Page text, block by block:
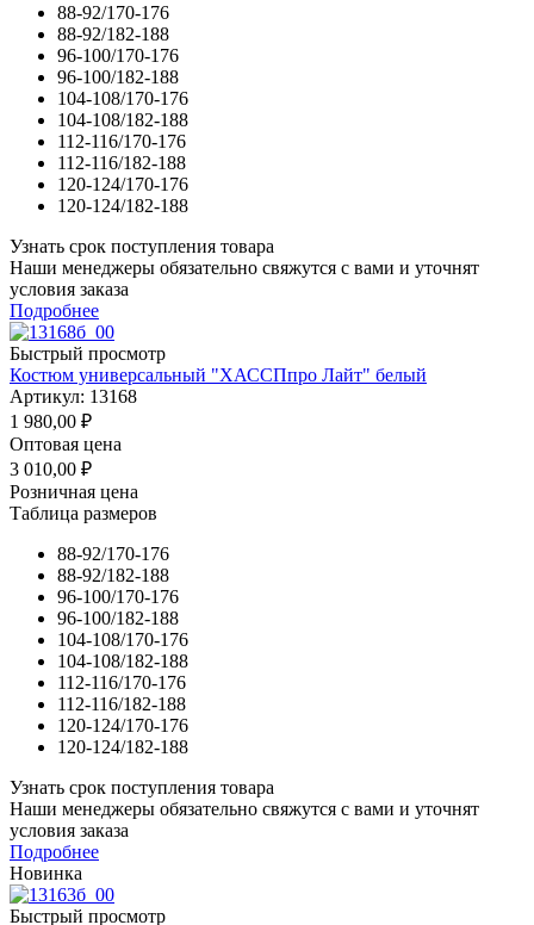
88-92/170-176
88-92/182-188
96-100/170-176
96-100/182-188
104-108/170-176
104-108/182-188
112-116/170-176
112-116/182-188
120-124/170-176
120-124/182-188
Узнать срок поступления товара
Наши менеджеры обязательно свяжутся с вами и уточнят
условия заказа
Подробнее
Быстрый просмотр
Костюм универсальный "ХАССПпро Лайт" белый
Артикул: 13168
1 980,00 ₽
Оптовая цена
3 010,00 ₽
Розничная цена
Таблица размеров
88-92/170-176
88-92/182-188
96-100/170-176
96-100/182-188
104-108/170-176
104-108/182-188
112-116/170-176
112-116/182-188
120-124/170-176
120-124/182-188
Узнать срок поступления товара
Наши менеджеры обязательно свяжутся с вами и уточнят
условия заказа
Подробнее
Новинка
Быстрый просмотр